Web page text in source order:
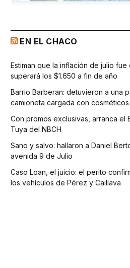
EN EL CHACO
Estiman que la inflación de julio
superará los $1.650 a fin de año
Barrio Barberan: detuvieron a una
camioneta cargada con cosméticos
Con promos exclusivas, arranca el
Tuya del NBCH
Sano y salvo: hallaron a Daniel
avenida 9 de Julio
Caso Loan, el juicio: el perito
los vehículos de Pérez y Caillava